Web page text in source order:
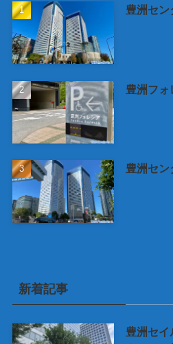
豊洲セン
豊洲フォ
豊洲セン
新着記事
豊洲セイ